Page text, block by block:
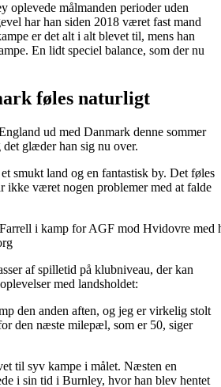
oplevede målmanden perioder uden
har han siden 2018 været fast mand
er det alt i alt blevet til, mens han
En lidt speciel balance, som der nu
føles naturligt
ud med Danmark denne sommer
glæder han sig nu over.
smukt land og en fantastisk by. Det føles
ikke været nogen problemer med at falde
af spilletid på klubniveau, der kan
med landsholdet:
den anden aften, og jeg er virkelig stolt
den næste milepæl, som er 50, siger
til syv kampe i målet. Næsten en
i sin tid i Burnley, hvor han blev hentet